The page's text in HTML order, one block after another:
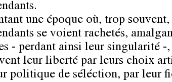
une époque où, trop
se voient rachetés,
- perdant ainsi leur singularité -,
leur liberté par leurs choix
politique de séléction, par leur